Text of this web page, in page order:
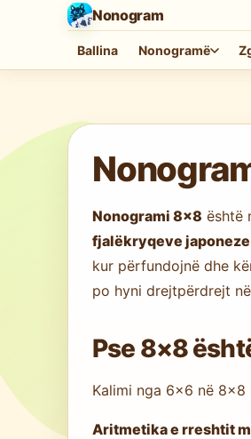
Nonogram
Ballina Nonogramë
Duke ngarkuar lojën…
Nonogrami 8×8 është
fjalëkryqeve japoneze
kur përfundojnë dhe
po hyni drejtpërdrejt
Pse 8×8
Kalimi nga 6×6 në 8×8
Aritmetika e rreshtit